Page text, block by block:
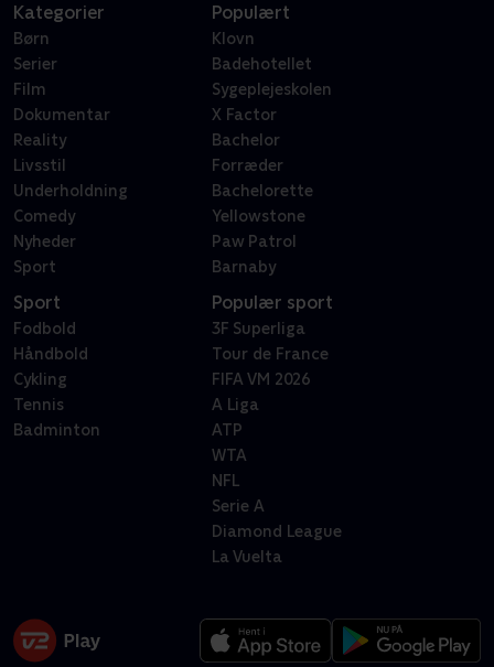
Kategorier
Børn
Serier
Film
Dokumentar
Reality
Livsstil
Underholdning
Comedy
Nyheder
Sport
Populært
Klovn
Badehotellet
Sygeplejeskolen
X Factor
Bachelor
Forræder
Bachelorette
Yellowstone
Paw Patrol
Barnaby
Sport
Fodbold
Håndbold
Cykling
Tennis
Badminton
Populær sport
3F Superliga
Tour de France
FIFA VM 2026
A Liga
ATP
WTA
NFL
Serie A
Diamond League
La Vuelta